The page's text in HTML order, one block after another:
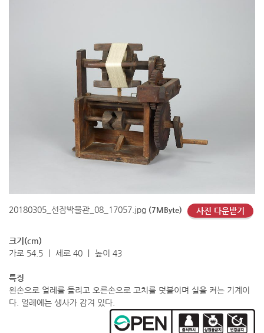
20180305_선잠박물관_08_17057.jpg (7MByte) 사진 다운받기
크기(cm)
가로 54.5 ㅣ 세로 40 ㅣ 높이 43
특징
왼손으로 얼레를 돌리고 오른손으로 고치를 덧붙이며 실을 켜는 기계이
다. 얼레에는 생사가 감겨 있다.